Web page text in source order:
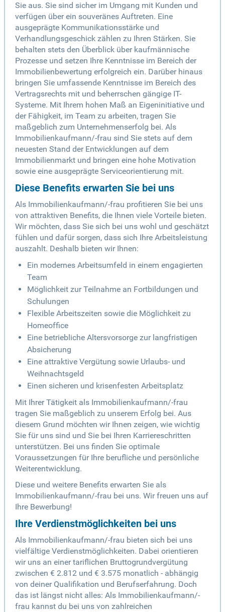
Sie aus. Sie sind sicher im Umgang mit Kunden und
verfügen über ein souveränes Auftreten. Eine
ausgeprägte Kommunikationsstärke und
Verhandlungsgeschick zählen zu Ihren Stärken. Sie
behalten stets den Überblick über kaufmännische
Prozesse und setzen Ihre Kenntnisse im Bereich der
Immobilienbewertung erfolgreich ein. Darüber hinaus
bringen Sie umfassende Kenntnisse im Bereich des
Vertragsrechts mit und beherrschen gängige IT-
Systeme. Mit Ihrem hohen Maß an Eigeninitiative und
der Fähigkeit, im Team zu arbeiten, tragen Sie
maßgeblich zum Unternehmenserfolg bei. Als
Immobilienkaufmann/-frau sind Sie stets auf dem
neuesten Stand der Entwicklungen auf dem
Immobilienmarkt und bringen eine hohe Motivation
sowie eine ausgeprägte Serviceorientierung mit.
Diese Benefits erwarten Sie bei uns
Als Immobilienkaufmann/-frau profitieren Sie bei uns
von attraktiven Benefits, die Ihnen viele Vorteile bieten.
Wir möchten, dass Sie sich bei uns wohl und geschätzt
fühlen und dafür sorgen, dass sich Ihre Arbeitsleistung
auszahlt. Deshalb bieten wir Ihnen:
Ein modernes Arbeitsumfeld in einem engagierten
Team
Möglichkeit zur Teilnahme an Fortbildungen und
Schulungen
Flexible Arbeitszeiten sowie die Möglichkeit zu
Homeoffice
Eine betriebliche Altersvorsorge zur langfristigen
Absicherung
Eine attraktive Vergütung sowie Urlaubs- und
Weihnachtsgeld
Einen sicheren und krisenfesten Arbeitsplatz
Mit Ihrer Tätigkeit als Immobilienkaufmann/-frau
tragen Sie maßgeblich zu unserem Erfolg bei. Aus
diesem Grund möchten wir Ihnen zeigen, wie wichtig
Sie für uns sind und Sie bei Ihren Karriereschritten
unterstützen. Bei uns finden Sie optimale
Voraussetzungen für Ihre berufliche und persönliche
Weiterentwicklung.
Diese und weitere Benefits erwarten Sie als
Immobilienkaufmann/-frau bei uns. Wir freuen uns auf
Ihre Bewerbung!
Ihre Verdienstmöglichkeiten bei uns
Als Immobilienkaufmann/-frau bieten sich bei uns
vielfältige Verdienstmöglichkeiten. Dabei orientieren
wir uns an einer tariflichen Bruttogrundvergütung
zwischen € 2.812 und € 3.575 monatlich - abhängig
von deiner Qualifikation und Berufserfahrung. Doch
das ist längst nicht alles: Als Immobilienkaufmann/-
frau kannst du bei uns von zahlreichen